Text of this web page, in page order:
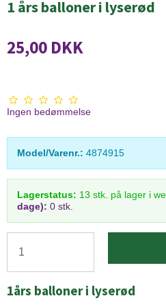
1 års balloner i lyserød
25,00 DKK
Ingen bedømmelse
Model/Varenr.: 4874915
Lagerstatus: 13 stk. på lager i
dage): 0 stk.
1års balloner i lyserød